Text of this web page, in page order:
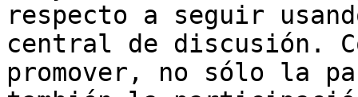
respecto a seguir
central de discusión.
promover, no sólo la